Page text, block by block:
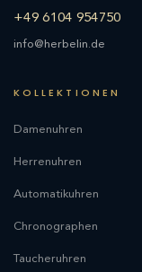
+49 6104 954750
info@herbelin.de
KOLLEKTIONEN
Damenuhren
Herrenuhren
Automatikuhren
Chronographen
Taucheruhren